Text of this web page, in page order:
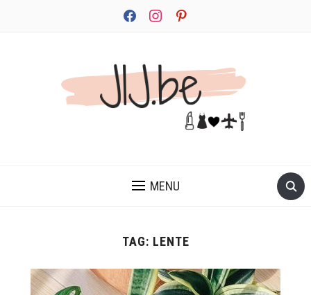
facebookinstagrampinterest
MENU
TAG: LENTE